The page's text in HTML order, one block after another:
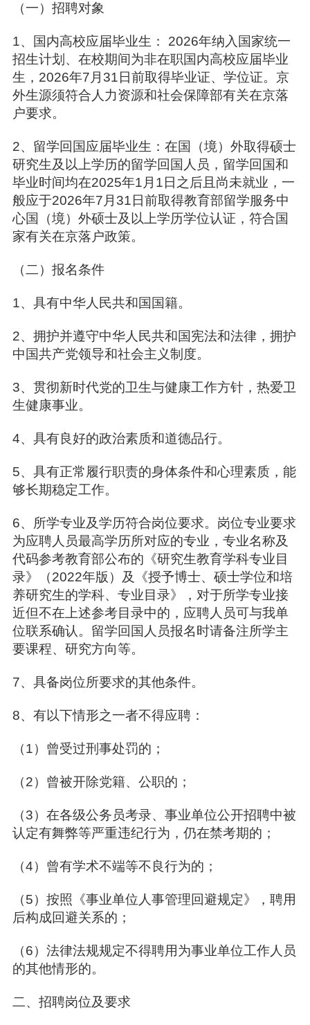
（一）招聘对象
1、国内高校应届毕业生： 2026年纳入国家统一
招生计划、在校期间为非在职国内高校应届毕业
生，2026年7月31日前取得毕业证、学位证。京
外生源须符合人力资源和社会保障部有关在京落
户要求。
2、留学回国应届毕业生：在国（境）外取得硕士
研究生及以上学历的留学回国人员，留学回国和
毕业时间均在2025年1月1日之后且尚未就业，一
般应于2026年7月31日前取得教育部留学服务中
心国（境）外硕士及以上学历学位认证，符合国
家有关在京落户政策。
（二）报名条件
1、具有中华人民共和国国籍。
2、拥护并遵守中华人民共和国宪法和法律，拥护
中国共产党领导和社会主义制度。
3、贯彻新时代党的卫生与健康工作方针，热爱卫
生健康事业。
4、具有良好的政治素质和道德品行。
5、具有正常履行职责的身体条件和心理素质，能
够长期稳定工作。
6、所学专业及学历符合岗位要求。岗位专业要求
为应聘人员最高学历所对应的专业，专业名称及
代码参考教育部公布的《研究生教育学科专业目
录》（2022年版）及《授予博士、硕士学位和培
养研究生的学科、专业目录》，对于所学专业接
近但不在上述参考目录中的，应聘人员可与我单
位联系确认。留学回国人员报名时请备注所学主
要课程、研究方向等。
7、具备岗位所要求的其他条件。
8、有以下情形之一者不得应聘：
（1）曾受过刑事处罚的；
（2）曾被开除党籍、公职的；
（3）在各级公务员考录、事业单位公开招聘中被
认定有舞弊等严重违纪行为，仍在禁考期的；
（4）曾有学术不端等不良行为的；
（5）按照《事业单位人事管理回避规定》，聘用
后构成回避关系的；
（6）法律法规规定不得聘用为事业单位工作人员
的其他情形的。
二、招聘岗位及要求